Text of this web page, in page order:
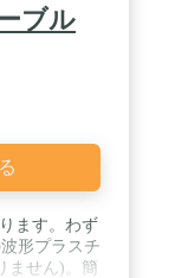
ブル
ます。わず
形プラスチ
ません)。簡